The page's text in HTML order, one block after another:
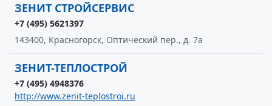
ЗЕНИТ СТРОЙСЕРВИС
+7 (495) 5621397
143400, Красногорск, Оптический пер., д. 7а
ЗЕНИТ-ТЕПЛОСТРОЙ
+7 (495) 4948376
http://www.zenit-teplostroi.ru